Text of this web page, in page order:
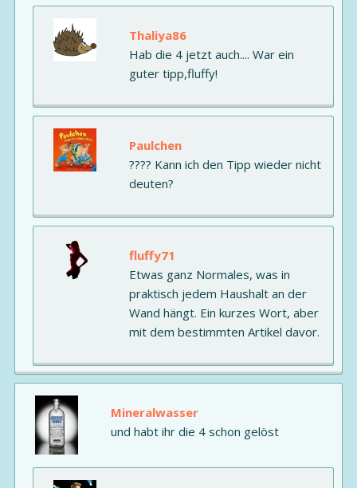
Thaliya86
Hab die 4 jetzt auch.... War ein
guter tipp,fluffy!
Paulchen
???? Kann ich den Tipp wieder nicht
deuten?
fluffy71
Etwas ganz Normales, was in
praktisch jedem Haushalt an der
Wand hängt. Ein kurzes Wort, aber
mit dem bestimmten Artikel davor.
Mineralwasser
und habt ihr die 4 schon gelöst